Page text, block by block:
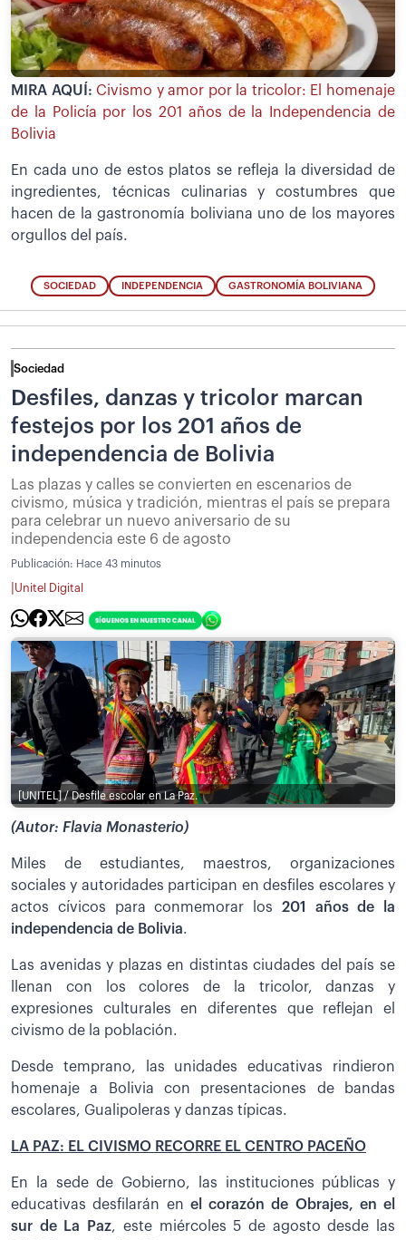
MIRA AQUÍ: Civismo y amor por la tricolor: El homenaje
de la Policía por los 201 años de la Independencia de
Bolivia
En cada uno de estos platos se refleja la diversidad de
ingredientes, técnicas culinarias y costumbres que
hacen de la gastronomía boliviana uno de los mayores
orgullos del país.
SOCIEDAD INDEPENDENCIA GASTRONOMÍA BOLIVIANA
Sociedad
Desfiles, danzas y tricolor marcan
festejos por los 201 años de
independencia de Bolivia
Las plazas y calles se convierten en escenarios de
civismo, música y tradición, mientras el país se prepara
para celebrar un nuevo aniversario de su
independencia este 6 de agosto
Publicación: Hace 43 minutos
Unitel Digital
[UNITEL] / Desfile escolar en La Paz.
(Autor: Flavia Monasterio)
Miles de estudiantes, maestros, organizaciones
sociales y autoridades participan en desfiles escolares y
actos cívicos para conmemorar los 201 años de la
independencia de Bolivia.
Las avenidas y plazas en distintas ciudades del país se
llenan con los colores de la tricolor, danzas y
expresiones culturales en diferentes que reflejan el
civismo de la población.
Desde temprano, las unidades educativas rindieron
homenaje a Bolivia con presentaciones de bandas
escolares, Gualipoleras y danzas típicas.
LA PAZ: EL CIVISMO RECORRE EL CENTRO PACEÑO
En la sede de Gobierno, las instituciones públicas y
educativas desfilarán en el corazón de Obrajes, en el
sur de La Paz, este miércoles 5 de agosto desde las